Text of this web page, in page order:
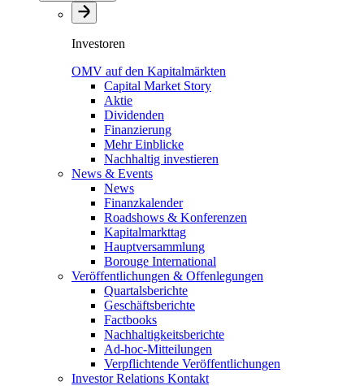
Investoren
OMV auf den Kapitalmärkten
Capital Market Story
Aktie
Dividenden
Finanzierung
Mehr Einblicke
Nachhaltig investieren
News & Events
News
Finanzkalender
Roadshows & Konferenzen
Kapitalmarkttag
Hauptversammlung
Borouge International
Veröffentlichungen & Offenlegungen
Quartalsberichte
Geschäftsberichte
Factbooks
Nachhaltigkeitsberichte
Ad-hoc-Mitteilungen
Verpflichtende Veröffentlichungen
Investor Relations Kontakt